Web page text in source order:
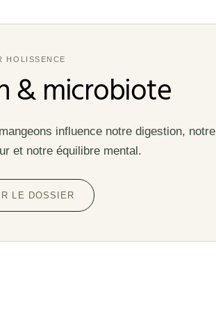
HOLISSENCE
& microbiote
influence notre digestion, notre
et notre équilibre mental.
LE DOSSIER